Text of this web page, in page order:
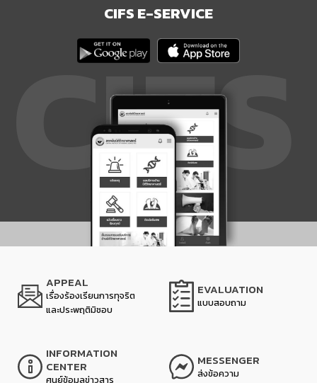
CIFS E-SERVICE
APPEAL
เรื่องร้องเรียนการทุจริต
และประพฤติมิชอบ
EVALUATION
แบบสอบถาม
INFORMATION
CENTER
ศูนย์ข้อมูลข่าวสาร
MESSENGER
ส่งข้อความ